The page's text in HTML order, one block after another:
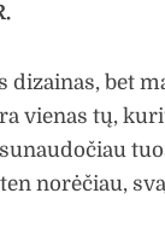
dizainas, bet
vienas tų,
norėčiau,